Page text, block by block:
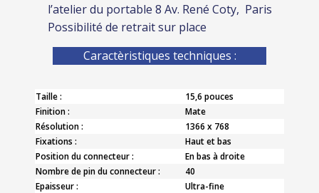
l’atelier du portable 8 Av. René Coty, Paris
Possibilité de retrait sur place
Caractèristiques techniques :
Taille :
15,6 pouces
Finition :
Mate
Résolution :
1366 x 768
Fixations :
Haut et bas
Position du connecteur :
En bas à droite
Nombre de pin du connecteur :
40
Epaisseur :
Ultra-fine